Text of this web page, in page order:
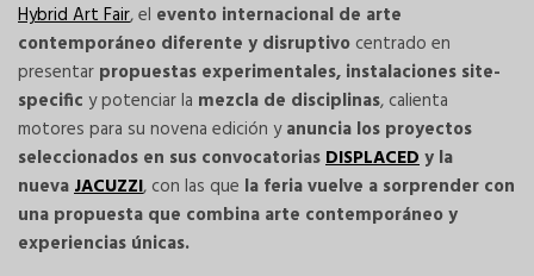
Hybrid Art Fair, el evento internacional de arte
contemporáneo diferente y disruptivo centrado en
presentar propuestas experimentales, instalaciones site-
specific y potenciar la mezcla de disciplinas, calienta
motores para su novena edición yanuncia los proyectos
seleccionados en sus convocatoriasDISPLACEDy la
nuevaJACUZZI, con las que la feria vuelve a sorprender con
una propuesta que combina arte contemporáneo y
experiencias únicas.